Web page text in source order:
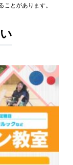
とがあります。